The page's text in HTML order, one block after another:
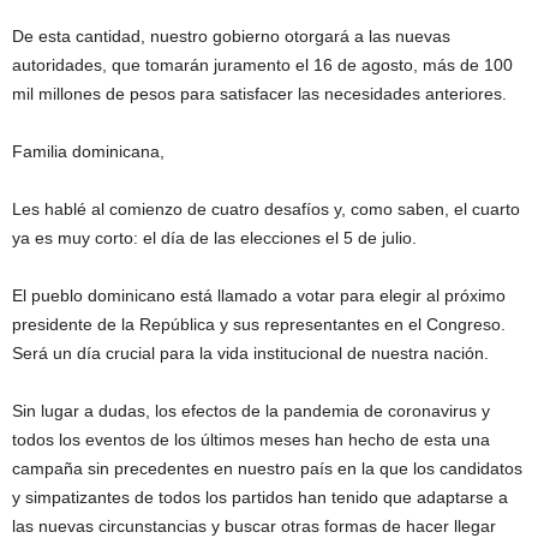
De esta cantidad, nuestro gobierno otorgará a las nuevas
autoridades, que tomarán juramento el 16 de agosto, más de 100
mil millones de pesos para satisfacer las necesidades anteriores.
Familia dominicana,
Les hablé al comienzo de cuatro desafíos y, como saben, el cuarto
ya es muy corto: el día de las elecciones el 5 de julio.
El pueblo dominicano está llamado a votar para elegir al próximo
presidente de la República y sus representantes en el Congreso.
Será un día crucial para la vida institucional de nuestra nación.
Sin lugar a dudas, los efectos de la pandemia de coronavirus y
todos los eventos de los últimos meses han hecho de esta una
campaña sin precedentes en nuestro país en la que los candidatos
y simpatizantes de todos los partidos han tenido que adaptarse a
las nuevas circunstancias y buscar otras formas de hacer llegar